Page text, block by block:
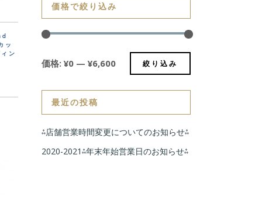
ッ
ン
価格で絞り込み
絞り込み
価格: ¥0 — ¥6,600
最近の投稿
⁂店舗営業時間変更についてのお知らせ⁂
2020-2021⁂年末年始営業日のお知らせ⁂